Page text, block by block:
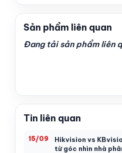
Sản phẩm liên quan
Đang tải sản phẩm liên
Tin liên quan
15/09
Hikvision vs
từ góc nhìn nhà